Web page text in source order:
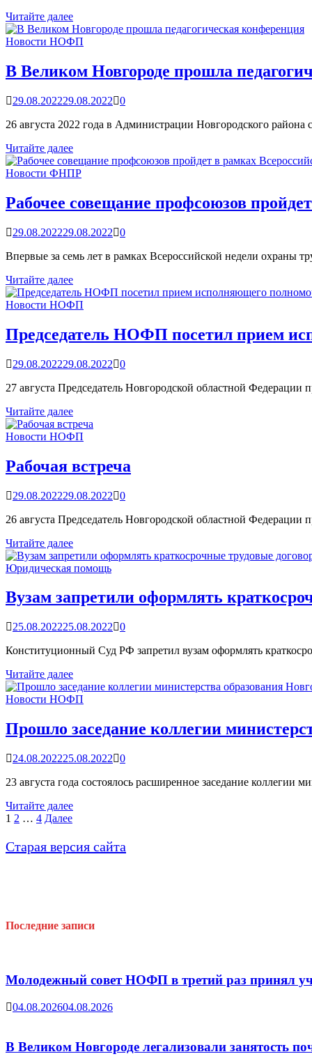
Обучающий
семинар
«Новое
трудовом
законодательстве.
труда»
Читайте далее
Новости НОФП
В Великом Новгороде прошла
29.08.202229.08.2022
0
26 августа 2022 года в Администрации Новгородского
В
Великом
Новгороде
педагогическая
конференция
Читайте далее
Новости ФНПР
Рабочее совещание профсоюзов
29.08.202229.08.2022
0
Впервые за семь лет в рамках Всероссийской недели охраны
Рабочее
совещание
профсоюзов
в
рамках
недели
труда
Читайте далее
Новости НОФП
Председатель НОФП посетил прием
29.08.202229.08.2022
0
27 августа Председатель Новгородской областной
Председатель
НОФП
посетил
исполняющего
полномочия
Читайте далее
Новости НОФП
Рабочая встреча
29.08.202229.08.2022
0
26 августа Председатель Новгородской областной
Рабочая
встреча
Читайте далее
Юридическая помощь
Вузам запретили оформлять
25.08.202225.08.2022
0
Конституционный Суд РФ запретил вузам оформлять
Вузам
запретили
оформлять
трудовые
договоры
Читайте далее
Новости НОФП
Прошло заседание коллегии
24.08.202225.08.2022
0
23 августа года состоялось расширенное заседание
Прошло
заседание
министерства
образования
Читайте далее
Пагинация
записей
1 2 … 4 Далее
Старая версия сайта
Последние записи
Молодежный совет НОФП в третий раз принял
04.08.202604.08.2026
В Великом Новгороде легализовали занятость